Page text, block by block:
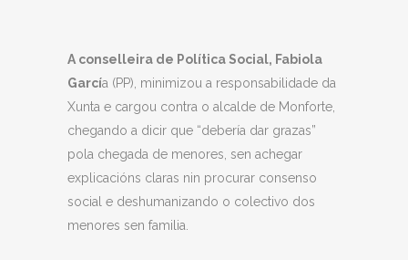
A conselleira de Política Social, Fabiola
García (PP), minimizou a responsabilidade da
Xunta e cargou contra o alcalde de Monforte,
chegando a dicir que “debería dar grazas”
pola chegada de menores, sen achegar
explicacións claras nin procurar consenso
social e deshumanizando o colectivo dos
menores sen familia.